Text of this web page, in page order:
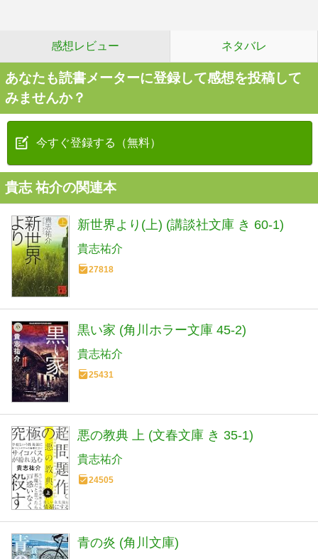
感想レビュー ネタバレ
あなたも読書メーターに登録して感想を投稿して
みませんか？
今すぐ登録する（無料）
貴志 祐介の関連本
新世界より(上) (講談社文庫 き 60-1)
貴志祐介
27818
黒い家 (角川ホラー文庫 45-2)
貴志祐介
25431
悪の教典 上 (文春文庫 き 35-1)
貴志祐介
24505
青の炎 (角川文庫)